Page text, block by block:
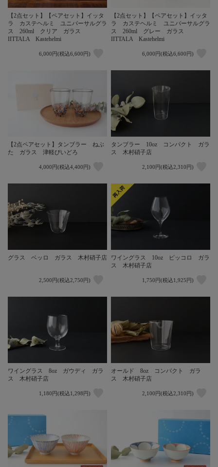
【2点セット】【ペアセット】イッタ
ラ カステヘルミ ユニバーサルグラ
ス 260ml クリア ガラス
IITTALA Kastehelmi
6,000円(税込6,600円)
【2点セット】【ペアセット】イッタ
ラ カステヘルミ ユニバーサルグラ
ス 260ml グレー ガラス
IITTALA Kastehelmi
6,000円(税込6,600円)
【2点ペアセット】タンブラー ねぶ
た ガラス 津軽びいどろ
4,000円(税込4,400円)
タンブラー 10oz コンパクト ガラ
ス 木村硝子店
2,100円(税込2,310円)
グラス ベッロ ガラス 木村硝子店
2,500円(税込2,750円)
ワイングラス 10oz ピッコロ ガラ
ス 木村硝子店
1,750円(税込1,925円)
ワイングラス 8oz ガウディ ガラ
ス 木村硝子店
1,180円(税込1,298円)
オールド 8oz コンパクト ガラ
ス 木村硝子店
2,100円(税込2,310円)